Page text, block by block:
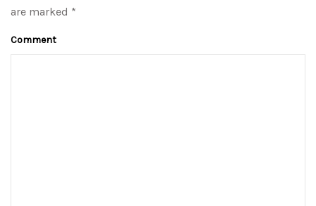
are marked *
Comment